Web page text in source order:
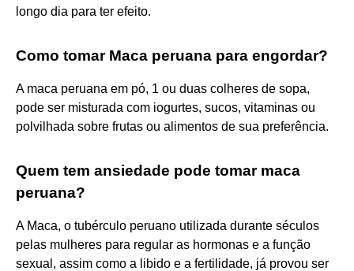
longo dia para ter efeito.
Como tomar Maca peruana para engordar?
A maca peruana em pó, 1 ou duas colheres de sopa,
pode ser misturada com iogurtes, sucos, vitaminas ou
polvilhada sobre frutas ou alimentos de sua preferência.
Quem tem ansiedade pode tomar maca
peruana?
A Maca, o tubérculo peruano utilizada durante séculos
pelas mulheres para regular as hormonas e a função
sexual, assim como a libido e a fertilidade, já provou ser